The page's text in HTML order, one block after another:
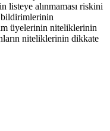
listeye alınmaması riskini
bildirimlerinin
üyelerinin niteliklerinin
niteliklerinin dikkate